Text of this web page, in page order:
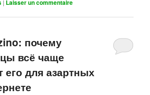
| Laisser un commentaire
почему
всё чаще
для азартных